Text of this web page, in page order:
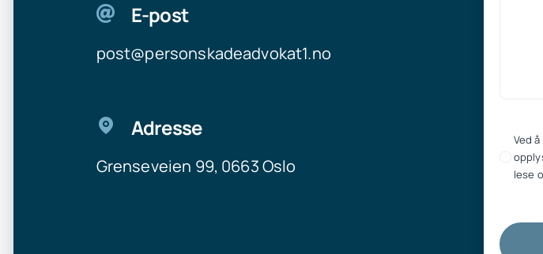
E-post
post@personskadeadvokat1.no
Adresse
Grenseveien 99, 0663 Oslo
Ved
lese